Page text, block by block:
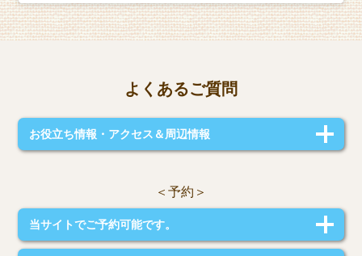
よくあるご質問
お役立ち情報・アクセス＆周辺情報
登録完了後タブレットにお部屋の号数とキーボックスの鍵番号が表示され
【公共交通機関】
地下鉄 藤崎駅 400m(徒歩５分)、藤崎バス乗継ターミナル 400m(徒歩５分)
【アクセス】
＜予約＞
当サイトでご予約可能です。
当サイトが最もお得。